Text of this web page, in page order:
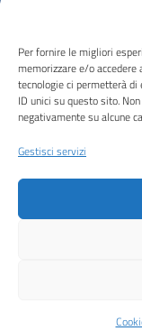
Per fornire le migliori
memorizzare e/o
tecnologie ci permetterà
ID unici su questo sito.
negativamente su alcune
Gestisci servizi
Facebook
Attuazione Misure
Piano di